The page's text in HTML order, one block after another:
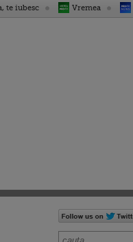
te iubesc Vremea